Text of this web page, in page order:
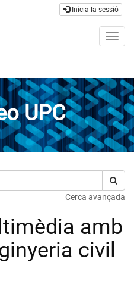
Inicia la sessió
UPC
Cerca avançada
amb
civil